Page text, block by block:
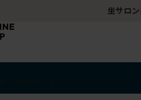
坐サロ